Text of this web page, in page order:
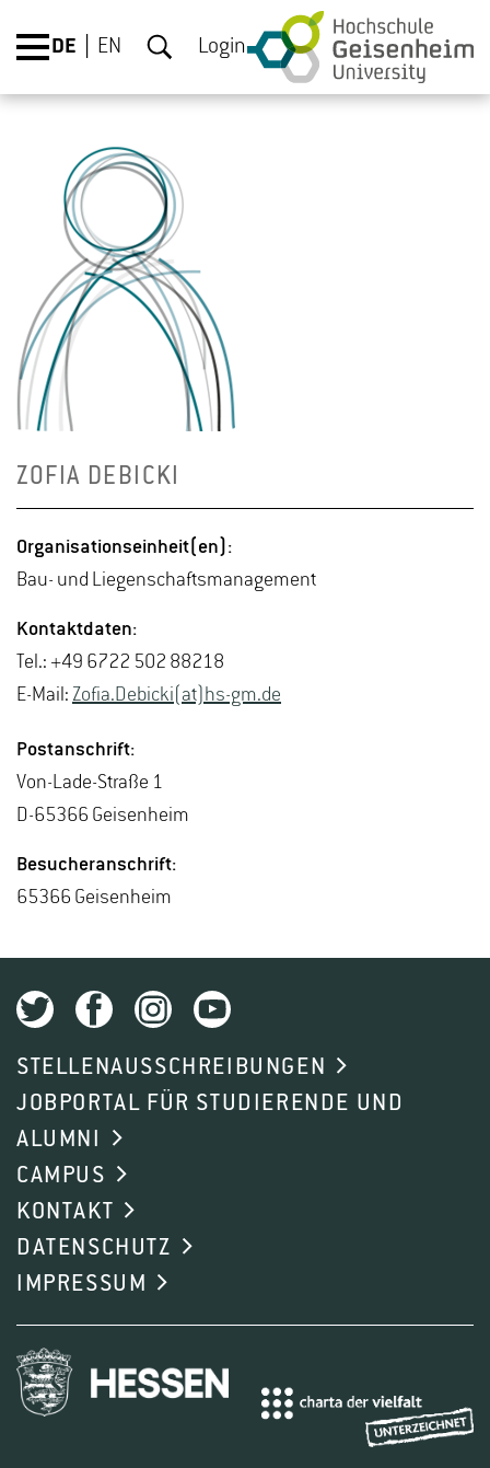
DE EN Login
ZOFIA DE­BI­CKI
Or­ga­ni­sa­ti­ons­ein­heit(en):
Bau- und Lie­gen­schafts­ma­nage­ment
Kon­takt­da­ten:
Tel.: +49 6722 502 88218
E-Mail: Zofia.​Debicki(at)hs-​gm.​de
Post­an­schrift:
Von-La­de-Stra­ße 1
D-65366 Gei­sen­heim
Be­su­cher­an­schrift:
65366 Gei­sen­heim
STELLENAUSSCHREIBUNGEN
JOBPORTAL FÜR STUDIERENDE UND
ALUMNI
CAMPUS
KONTAKT
DATENSCHUTZ
IMPRESSUM